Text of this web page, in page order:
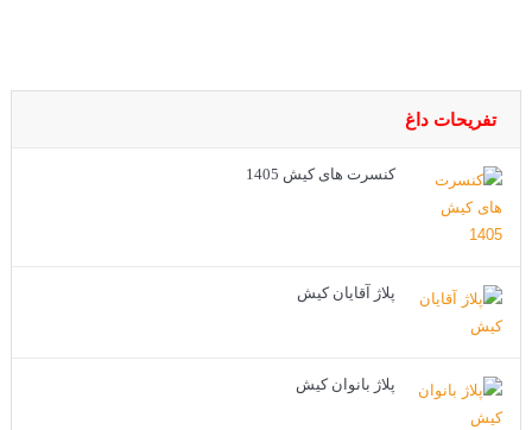
تفریحات داغ
کنسرت های کیش 1405
پلاژ آقایان کیش
پلاژ بانوان کیش